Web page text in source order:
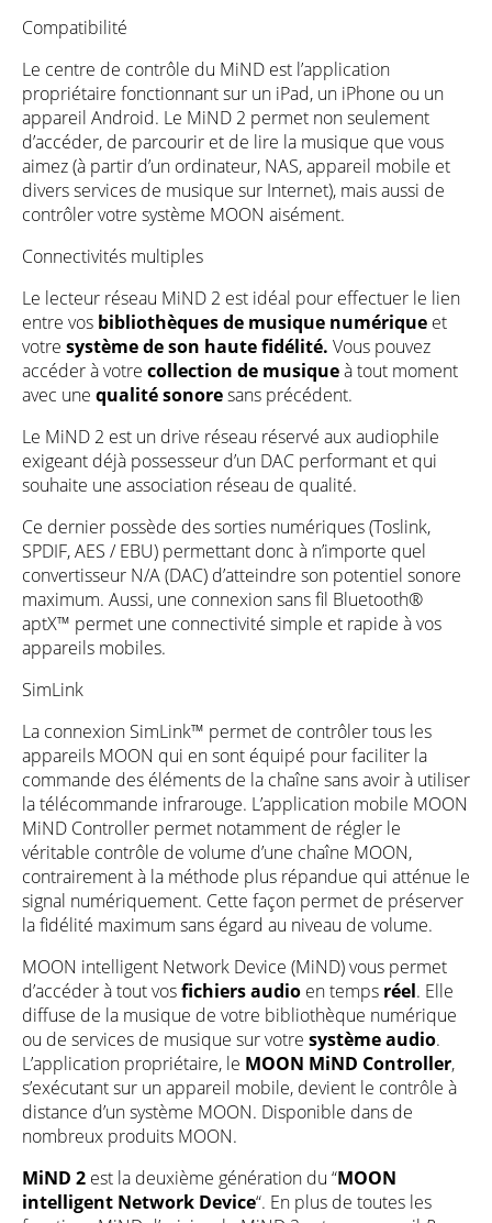
Compatibilité
Le centre de contrôle du MiND est l’application
propriétaire fonctionnant sur un iPad, un iPhone ou un
appareil Android. Le MiND 2 permet non seulement
d’accéder, de parcourir et de lire la musique que vous
aimez (à partir d’un ordinateur, NAS, appareil mobile et
divers services de musique sur Internet), mais aussi de
contrôler votre système MOON aisément.
Connectivités multiples
Le lecteur réseau MiND 2 est idéal pour effectuer le lien
entre vos bibliothèques de musique numérique et
votre système de son haute fidélité. Vous pouvez
accéder à votre collection de musiqueà tout moment
avec une qualité sonoresans précédent.
Le MiND 2 est un drive réseau réservé aux audiophile
exigeant déjà possesseur d’un DAC performant et qui
souhaite une association réseau de qualité.
Ce dernier possède des sorties numériques (Toslink,
SPDIF, AES / EBU) permettant donc à n’importe quel
convertisseur N/A (DAC) d’atteindre son potentiel sonore
maximum. Aussi, une connexion sans fil Bluetooth®
aptX™ permet une connectivité simple et rapide à vos
appareils mobiles.
SimLink
La connexion SimLink™ permet de contrôler tous les
appareils MOON qui en sont équipé pour faciliter la
commande des éléments de la chaîne sans avoir à utiliser
la télécommande infrarouge. L’application mobile MOON
MiND Controller permet notamment de régler le
véritable contrôle de volume d’une chaîne MOON,
contrairement à la méthode plus répandue qui atténue le
signal numériquement. Cette façon permet de préserver
la fidélité maximum sans égard au niveau de volume.
MOON intelligent Network Device (MiND) vous permet
d’accéder à tout vosfichiers audio en temps réel. Elle
diffuse de la musique de votre bibliothèque numérique
ou de services de musique sur votre système audio.
L’application propriétaire, le MOON MiND Controller,
s’exécutant sur un appareil mobile, devient le contrôle à
distance d’un système MOON. Disponible dans de
nombreux produits MOON.
MiND 2 est la deuxième génération du “MOON
intelligent Network Device“. En plus de toutes les